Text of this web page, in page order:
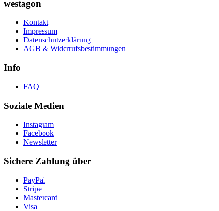
westagon
Kontakt
Impressum
Datenschutzerklärung
AGB & Widerrufsbestimmungen
Info
FAQ
Soziale Medien
Instagram
Facebook
Newsletter
Sichere Zahlung über
PayPal
Stripe
Mastercard
Visa